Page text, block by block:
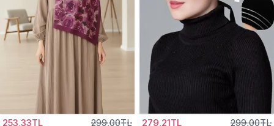
253,33TL 299,00TL 279,21TL 299,00TL